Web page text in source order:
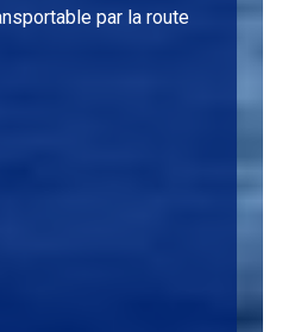
par la route